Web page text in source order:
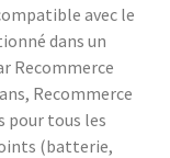
avec le
dans un
Recommerce
Recommerce
pour tous les
(batterie,